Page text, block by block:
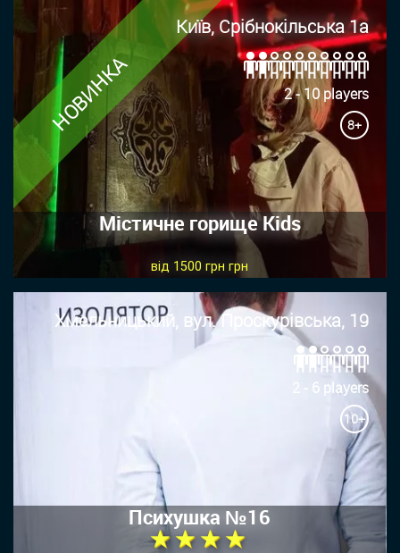
НОВИНКА
Київ, Срібнокільська 1а
2 - 10 players
8+
Містичне горище Kids
від 1500 грн грн
Хмельницький, вул. Проскурівська, 19
2 - 6 players
10+
Психушка №16
★ ★ ★ ★